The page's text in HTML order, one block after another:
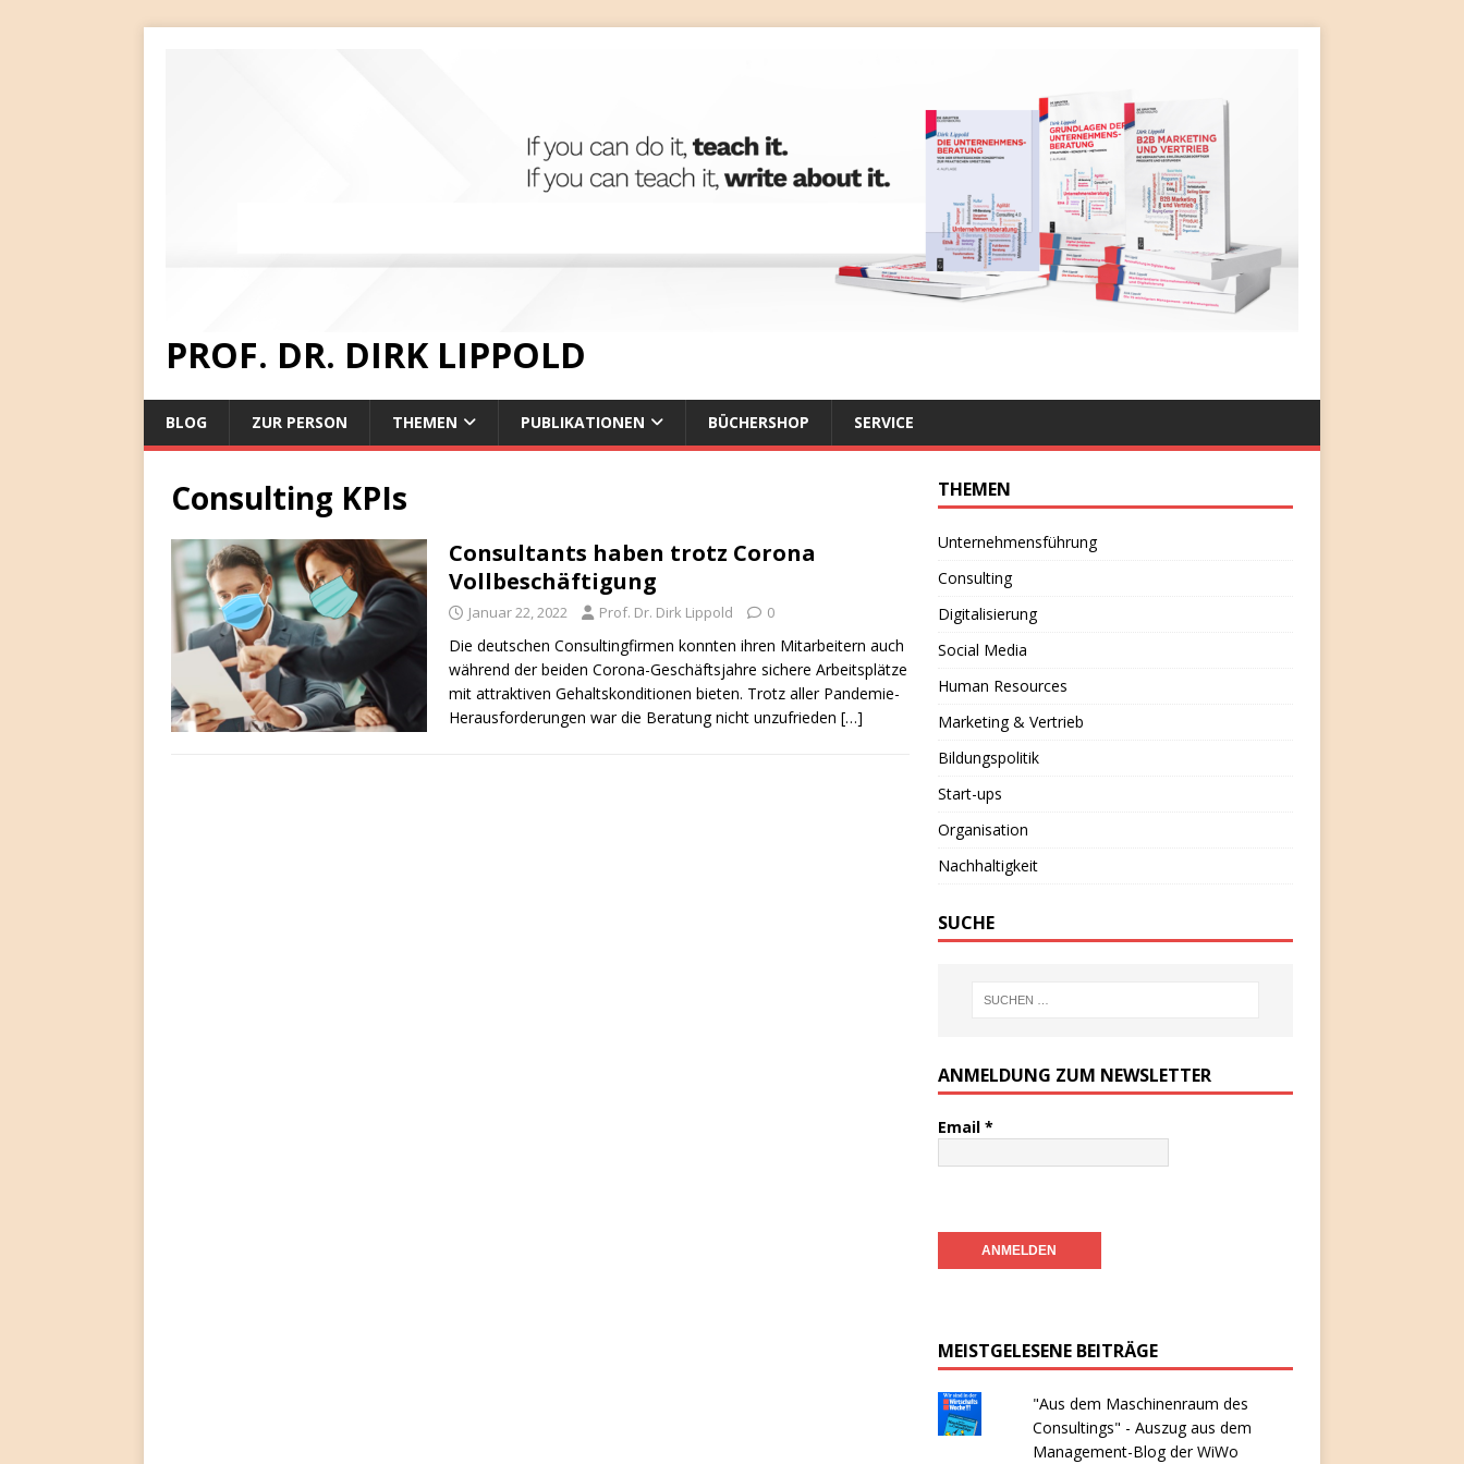
PROF. DR. DIRK LIPPOLD
BLOG ZUR PERSON THEMEN PUBLIKATIONEN BÜCHERSHOP SERVICE
Consulting KPIs
Consultants haben trotz Corona
Vollbeschäftigung
Januar 22, 2022 Prof. Dr. Dirk Lippold 0
Die deutschen Consultingfirmen konnten ihren Mitarbeitern auch
während der beiden Corona-Geschäftsjahre sichere Arbeitsplätze
mit attraktiven Gehaltskonditionen bieten. Trotz aller Pandemie-
Herausforderungen war die Beratung nicht unzufrieden […]
THEMEN
Unternehmensführung
Consulting
Digitalisierung
Social Media
Human Resources
Marketing & Vertrieb
Bildungspolitik
Start-ups
Organisation
Nachhaltigkeit
SUCHE
ANMELDUNG ZUM NEWSLETTER
Email *
MEISTGELESENE BEITRÄGE
"Aus dem Maschinenraum des
Consultings" - Auszug aus dem
Management-Blog der WiWo